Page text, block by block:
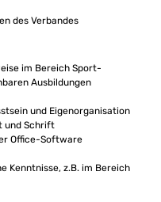
des Verbandes
im Bereich Sport-
Ausbildungen
und Eigenorganisation
und Schrift
Office-Software
Kenntnisse, z.B. im Bereich